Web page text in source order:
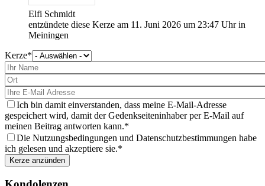
Elfi Schmidt
entzündete diese Kerze am 11. Juni 2026 um 23:47 Uhr in
Meiningen
Kerze
wählen
Sie
aus
Ich bin damit einverstanden, dass meine E-Mail-Adresse
gespeichert wird, damit der Gedenkseiteninhaber per E-Mail auf
meinen Beitrag antworten kann.
Die Nutzungsbedingungen und Datenschutzbestimmungen habe
ich gelesen und akzeptiere sie.